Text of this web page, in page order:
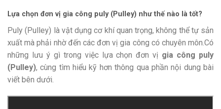
Lựa chọn đơn vị gia công puly (Pulley) như thế nào là tốt?
Puly (Pulley) là vật dụng cơ khí quan trọng, không thể tự sản
xuất mà phải nhờ đến các đơn vị gia công có chuyên môn.Có
những lưu ý gì trong việc lựa chọn đơn vị gia công puly
(Pulley), cùng tìm hiểu kỹ hơn thông qua phần nội dung bài
viết bên dưới.